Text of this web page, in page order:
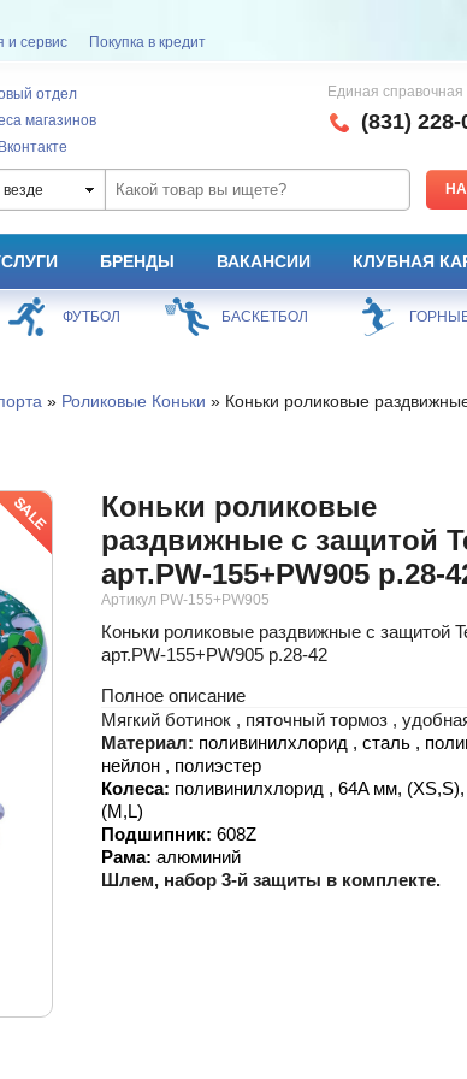
и сервис Покупка в кредит
отдел
магазинов
Единая справочная
(831) 228-
везде
БРЕНДЫ ВАКАНСИИ КЛУБНАЯ
ФУТБОЛ БАСКЕТБОЛ
» Роликовые Коньки » Коньки роликовые
Коньки роликовые
раздвижные с защитой
арт.PW-155+PW905 р.28-
Артикул PW-155+PW905
Коньки роликовые раздвижные с защитой
арт.PW-155+PW905 р.28-42
Полное описание
Мягкий ботинок , пяточный тормоз ,
Материал: поливинилхлорид , сталь ,
нейлон , полиэстер
Колеса: поливинилхлорид , 64A мм, (XS,
(M,L)
Подшипник: 608Z
Рама: алюминий
Шлем, набор 3-й защиты в комплекте.